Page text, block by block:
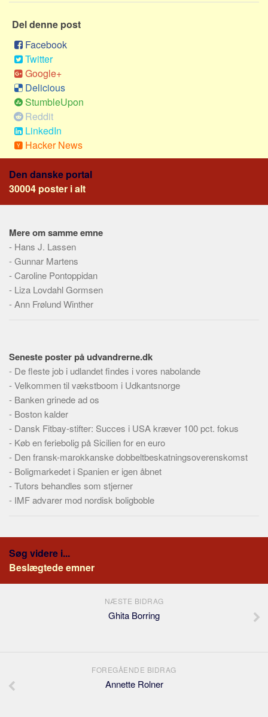
Emner
Skribenter
Personer
Steder
Kilder
Om
Webstedet
Redigering
Hjælp
Del denne post
Facebook
Twitter
Google+
Delicious
StumbleUpon
Reddit
LinkedIn
Hacker News
Den danske portal
30004 poster i alt
Mere om samme emne
- Hans J. Lassen
-Gunnar Martens
-Caroline Pontoppidan
- Liza Lovdahl Gormsen
-Ann Frølund Winther
Seneste poster på udvandrerne.dk
- De fleste job i udlandet findes i vores nabolande
-Velkommen til vækstboom i Udkantsnorge
- Banken grinede ad os
- Boston kalder
- Dansk Fitbay-stifter: Succes i USA kræver 100 pct. fokus
- Køb en feriebolig på Sicilien for en euro
- Den fransk-marokkanske dobbeltbeskatningsoverenskomst
- Boligmarkedet i Spanien er igen åbnet
-Tutors behandles som stjerner
- IMF advarer mod nordisk boligboble
Søg videre i...
Beslægtede emner
NÆSTE BIDRAG
Ghita Borring
FOREGÅENDE BIDRAG
Annette Rolner